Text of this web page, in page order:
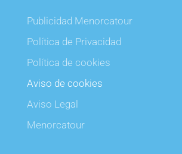
Publicidad Menorcatour
Política de Privacidad
Política de cookies
Aviso de cookies
Aviso Legal
Menorcatour